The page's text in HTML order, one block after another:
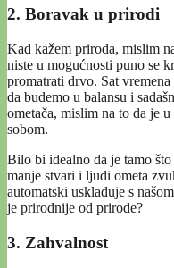
2. Boravak u prirodi
Kad kažem priroda, mislim
niste u mogućnosti puno se
promatrati drvo. Sat
da budemo u balansu i
ometača, mislim na to da je
sobom.
Bilo bi idealno da je tamo
manje stvari i ljudi ometa
automatski usklađuje s
je prirodnije od prirode?
3. Zahvalnost